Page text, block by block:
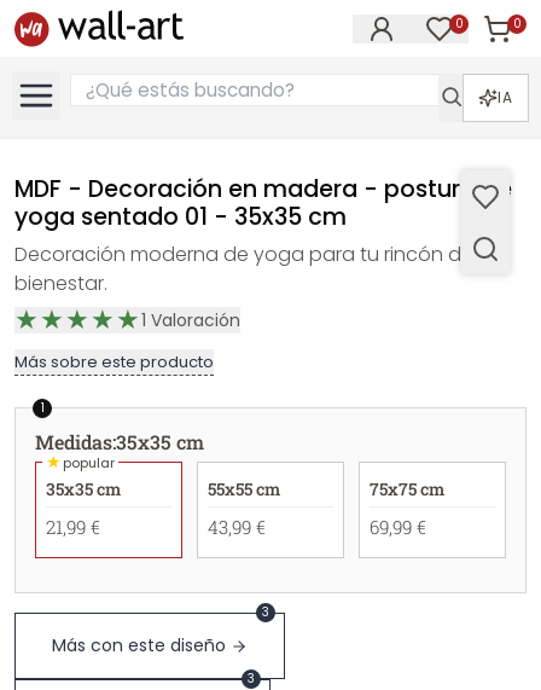
0 0
IA
MDF - Decoración en madera - postura de
yoga sentado 01 - 35x35 cm
Decoración moderna de yoga para tu rincón de
bienestar.
1 Valoración
Más sobre este producto
1
Medidas:35x35 cm
★popular
35x35 cm
21,99 €
55x55 cm
43,99 €
75x75 cm
69,99 €
Más con este diseño
3
3